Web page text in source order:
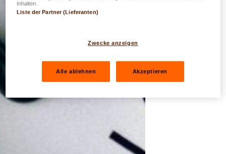
Inhalten.
Liste der Partner (Lieferanten)
Zwecke anzeigen
Alle ablehnen Akzeptieren